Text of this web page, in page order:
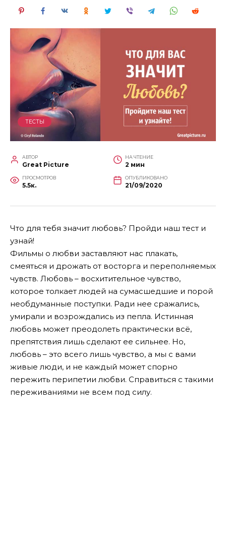
ТЕСТЫ
АВТОР
Great Picture
НА ЧТЕНИЕ
2 мин
ПРОСМОТРОВ
5.5к.
ОПУБЛИКОВАНО
21/09/2020
Что для тебя значит любовь? Пройди наш тест и
узнай!
Фильмы о любви заставляют нас плакать,
смеяться и дрожать от восторга и переполняемых
чувств. Любовь – восхитительное чувство,
которое толкает людей на сумасшедшие и порой
необдуманные поступки. Ради нее сражались,
умирали и возрождались из пепла. Истинная
любовь может преодолеть практически всё,
препятствия лишь сделают ее сильнее. Но,
любовь – это всего лишь чувство, а мы с вами
живые люди, и не каждый может спорно
пережить перипетии любви. Справиться с такими
переживаниями не всем под силу.